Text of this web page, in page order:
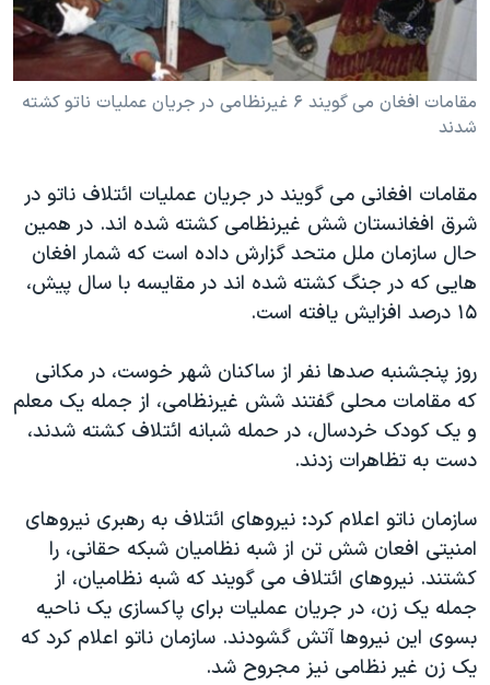
فرهنگ و زندگی
حقوق شهروندی
اقتصادی
گالری عکس
آرشیو پخش زنده
مستندها
انتخابات ریاست جمهوری آمریکا ۲۰۲۴
حمله جمهوری اسلامی به اسرائیل
اعتراضات زن، زندگی، آزادی
مجموعه مستندهای دادخواهی
تریبونال مردمی آبان ۹۸
چهل سال گروگان‌گیری
قانون شفافیت دارائی کادر رهبری ایران
اعتراضات مردمی آبان ۹۸
نرگس محمدی برنده جایزه نوبل صلح
همایش محافظه‌کاران آمریکا «سی‌پک»
صفحه‌های ویژه
سفر پرزیدنت ترامپ به چین
دنبال کنید
مقامات افغان می گویند ۶ غیرنظامی در جريان عملیات ناتو کشته
شدند
مقامات افغانی می گویند در جريان عملیات ائتلاف ناتو در
شرق افغانستان شش غیرنظامی کشته شده اند. در همين
حال سازمان ملل متحد گزارش داده است که شمار افغان
هايی که در جنگ کشته شده اند در مقايسه با سال پيش،
۱۵ درصد افزايش يافته است.
روز پنجشنبه صدها نفر از ساکنان شهر خوست، در مکانی
که مقامات محلی گفتند شش غیرنظامی، از جمله یک معلم
و یک کودک خردسال، در حمله شبانه ائتلاف کشته شدند،
دست به تظاهرات زدند.
سازمان ناتو اعلام کرد: نیروهای ائتلاف به رهبری نيروهای
امنیتی افعان شش تن از شبه نظامیان شبکه حقانی، را
کشتند. نيروهای ائتلاف می گويند که شبه نظاميان، از
جمله يک زن، در جريان عمليات برای پاکسازی يک ناحيه
بسوی اين نيروها آتش گشودند. سازمان ناتو اعلام کرد که
يک زن غير نظامی نيز مجروح شد.